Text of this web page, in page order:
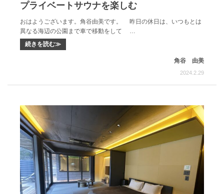
プライベートサウナを楽しむ
おはようございます。角谷由美です。 昨日の休日は、いつもとは
異なる海辺の公園まで車で移動をして …
続きを読む≫
角谷 由美
2024.2.29